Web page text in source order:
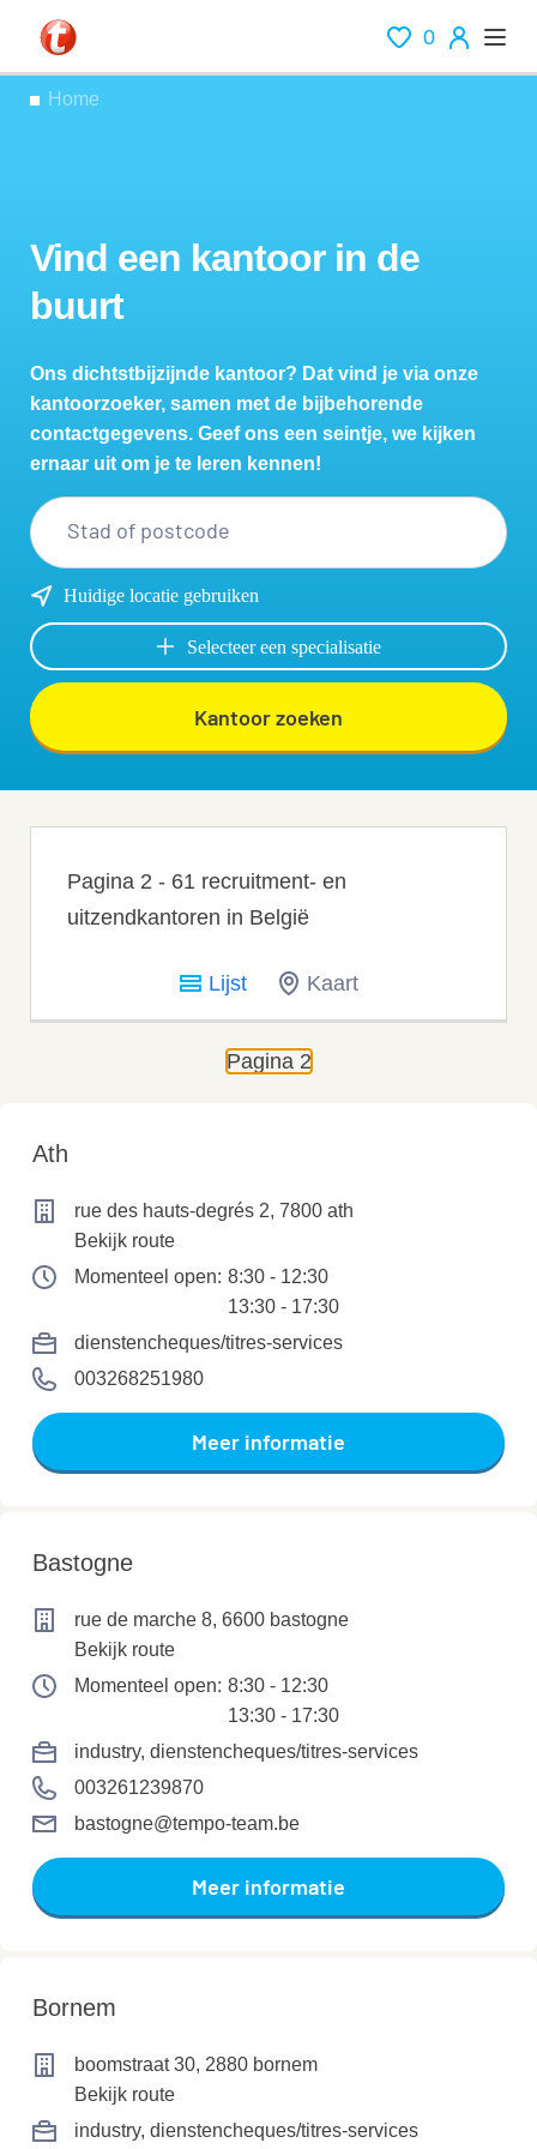
0
Home
Vind een kantoor in de
buurt
Ons dichtstbijzijnde kantoor? Dat vind je via onze
kantoorzoeker, samen met de bijbehorende
contactgegevens. Geef ons een seintje, we kijken
ernaar uit om je te leren kennen!
Huidige locatie gebruiken
Selecteer een specialisatie
Kantoor zoeken
Pagina 2 - 61 recruitment- en
uitzendkantoren in België
Lijst Kaart
Pagina 2
Ath
rue des hauts-degrés 2, 7800 ath
Bekijk route
Momenteel open: 8:30 - 12:30
13:30 - 17:30
dienstencheques/titres-services
003268251980
Meer informatie
Bastogne
rue de marche 8, 6600 bastogne
Bekijk route
Momenteel open: 8:30 - 12:30
13:30 - 17:30
industry, dienstencheques/titres-services
003261239870
bastogne@tempo-team.be
Meer informatie
Bornem
boomstraat 30, 2880 bornem
Bekijk route
industry, dienstencheques/titres-services